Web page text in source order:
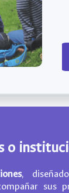
o
,
sus